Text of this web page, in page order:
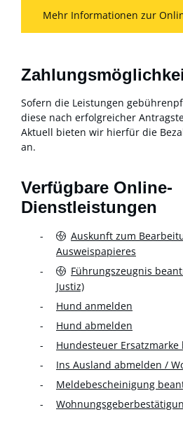
Mehr Informationen zur
Sofern die Leistungen
diese nach erfolgreicher
Aktuell bieten wir hierfür die
an.
Verfügbare Online-
Dienstleistungen
Auskunft zum
Ausweispapieres
Führungszeugnis
Justiz)
Hund anmelden
Hund abmelden
Hundesteuer Ersatzmarke
Ins Ausland abmelden /
Meldebescheinigung